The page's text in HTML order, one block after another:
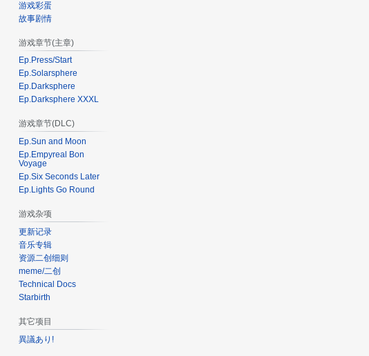
游戏彩蛋
故事剧情
游戏章节(主章)
Ep.Press/Start
Ep.Solarsphere
Ep.Darksphere
Ep.Darksphere XXXL
游戏章节(DLC)
Ep.Sun and Moon
Ep.Empyreal Bon
Voyage
Ep.Six Seconds Later
Ep.Lights Go Round
游戏杂项
更新记录
音乐专辑
资源二创细则
meme/二创
Technical Docs
Starbirth
其它项目
異議あり!